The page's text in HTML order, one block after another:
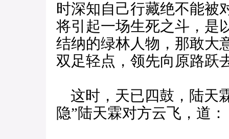
时深知自己行藏绝不能被
将引起一场生死之斗，是
结纳的绿林人物，那敢大
双足轻点，领先向原路跃
这时，天已四鼓，陆天
隐”陆天霖对方云飞，道：